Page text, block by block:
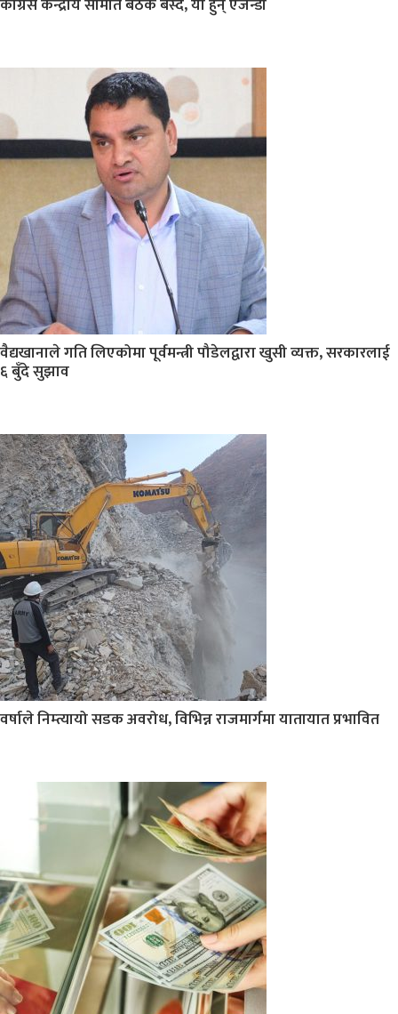
वैद्यखानाले गति लिएकोमा पूर्वमन्त्री पौडेलद्वारा खुसी व्यक्त, सरकारलाई
६ बुँदे सुझाव
वर्षाले निम्त्यायो सडक अवरोध, विभिन्न राजमार्गमा यातायात प्रभावित